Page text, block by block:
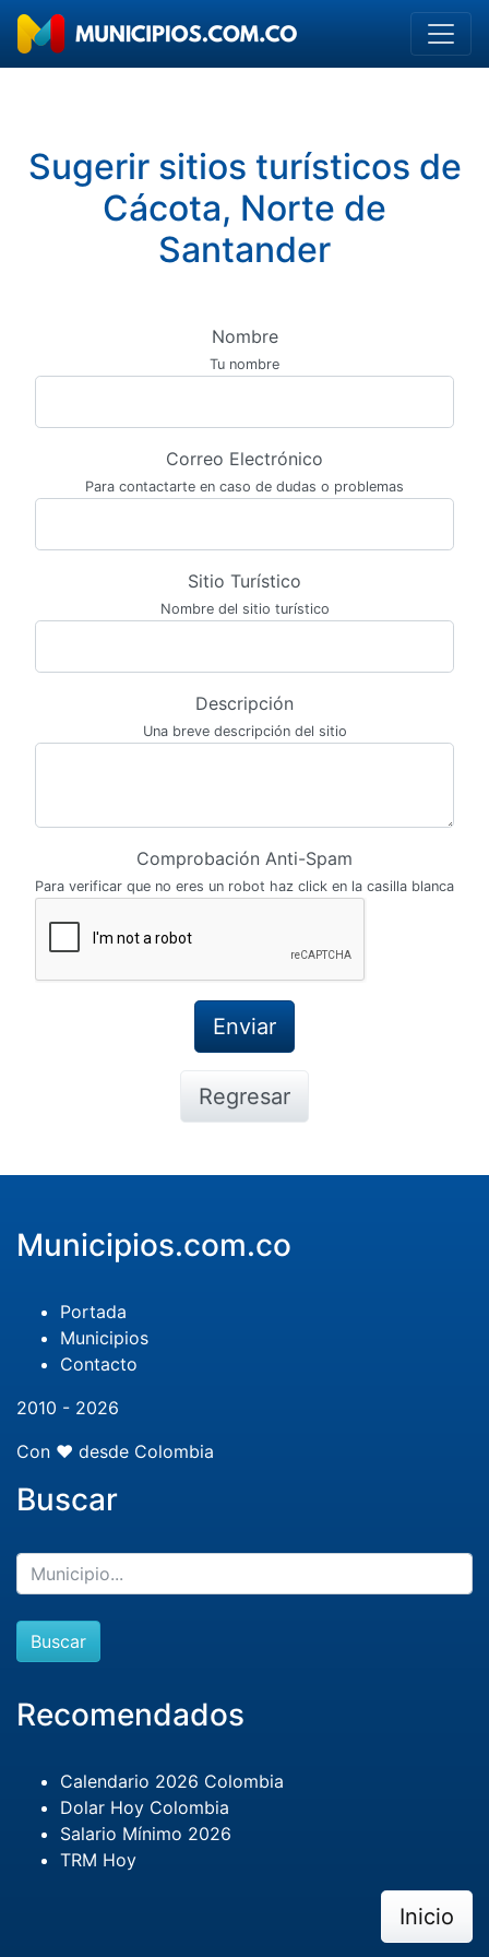
Sugerir sitios turísticos de
Cácota, Norte de
Santander
Nombre
Tu nombre
Correo Electrónico
Para contactarte en caso de dudas o problemas
Sitio Turístico
Nombre del sitio turístico
Descripción
Una breve descripción del sitio
Comprobación Anti-Spam
Para verificar que no eres un robot haz click en la casilla blanca
Regresar
Municipios.com.co
Portada
Municipios
Contacto
2010 - 2026
Con ❤️ desde Colombia
Buscar
Buscar
Recomendados
Calendario 2026 Colombia
Dolar Hoy Colombia
Salario Mínimo 2026
TRM Hoy
Inicio